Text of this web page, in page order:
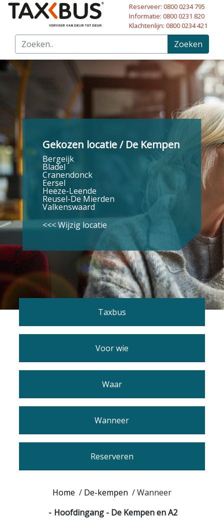
Naar hoofdinhoud
Reserveer: 0800 0234 795
Informatie: 0800 0231 820
Klachtenlijn: 0800 0234 421
Zoeken
Gekozen locatie / De Kempen
Bergeijk
Bladel
Cranendonck
Eersel
Heeze-Leende
Reusel-De Mierden
Valkenswaard
<<< Wijzig locatie
Taxbus
Voor wie
Waar
Wanneer
Reserveren
Home / De-kempen /Wanneer
Hoofdingang - De Kempen en A2